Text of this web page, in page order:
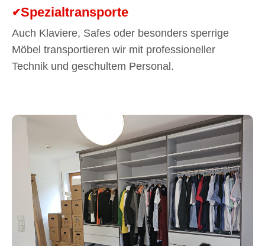
Spezialtransporte
Auch Klaviere, Safes oder besonders sperrige
Möbel transportieren wir mit professioneller
Technik und geschultem Personal.